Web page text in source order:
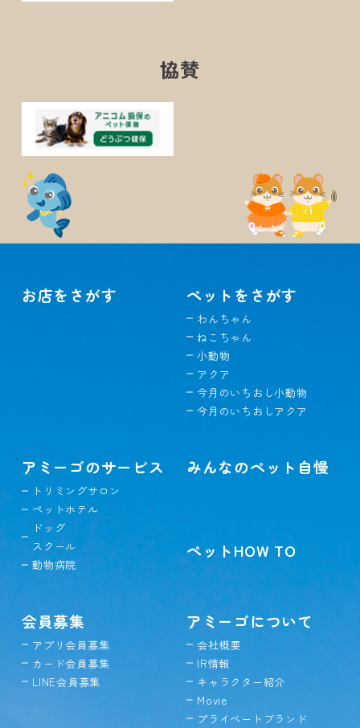
協賛
お店をさがす ペットをさがす
わんちゃん
ねこちゃん
小動物
アクア
今月のいちおし小動物
今月のいちおしアクア
アミーゴのサービス
トリミングサロン
ペットホテル
ドッグ
スクール
動物病院
みんなのペット自慢
ペットHOW TO
会員募集
アプリ会員募集
カード会員募集
LINE会員募集
アミーゴについて
会社概要
IR情報
キャラクター紹介
Movie
プライベートブランド